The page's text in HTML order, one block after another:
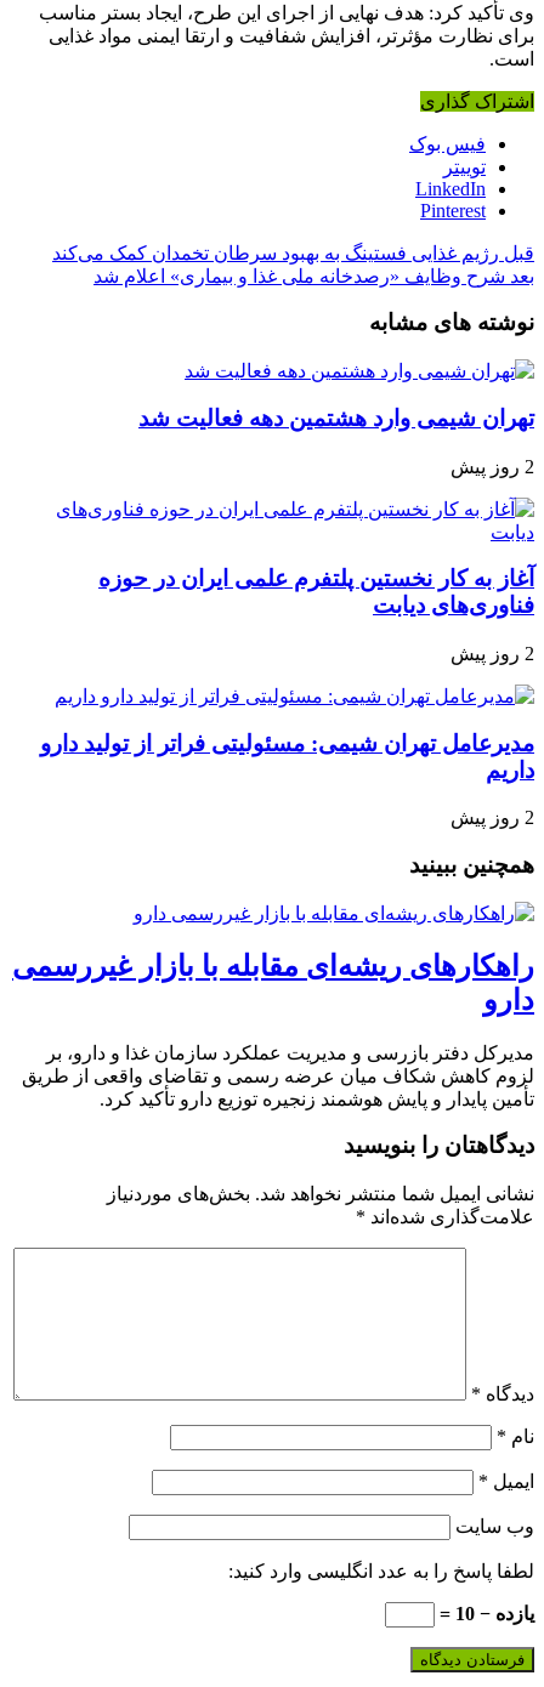
وی تأکید کرد: هدف نهایی از اجرای این طرح، ایجاد بستر مناسب
برای نظارت مؤثرتر، افزایش شفافیت و ارتقا ایمنی مواد غذایی
است.
اشتراک گذاری
فیس بوک
توییتر
LinkedIn
Pinterest
قبل رژیم غذایی فستینگ به بهبود سرطان تخمدان کمک می‌کند
بعد شرح وظایف «رصدخانه ملی غذا و بیماری» اعلام شد
نوشته های مشابه
تهران شیمی وارد هشتمین دهه فعالیت شد
2 روز پیش
آغاز به کار نخستین پلتفرم علمی ایران در حوزه
فناوری‌های دیابت
2 روز پیش
مدیرعامل تهران شیمی: مسئولیتی فراتر از تولید دارو
داریم
2 روز پیش
همچنین ببینید
راهکارهای ریشه‌ای مقابله با بازار غیررسمی
دارو
مدیرکل دفتر بازرسی و مدیریت عملکرد سازمان غذا و دارو، بر
لزوم کاهش شکاف میان عرضه رسمی و تقاضای واقعی از طریق
تأمین پایدار و پایش هوشمند زنجیره توزیع دارو تأکید کرد.
دیدگاهتان را بنویسید
نشانی ایمیل شما منتشر نخواهد شد. بخش‌های موردنیاز
علامت‌گذاری شده‌اند *
دیدگاه *
نام *
ایمیل *
وب‌ سایت
لطفا پاسخ را به عدد انگلیسی وارد کنید:
یازده − 10 =